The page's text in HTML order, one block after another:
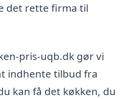
det rette firma til
pris-uqb.dk gør vi
indhente tilbud fra
kan få det køkken, du